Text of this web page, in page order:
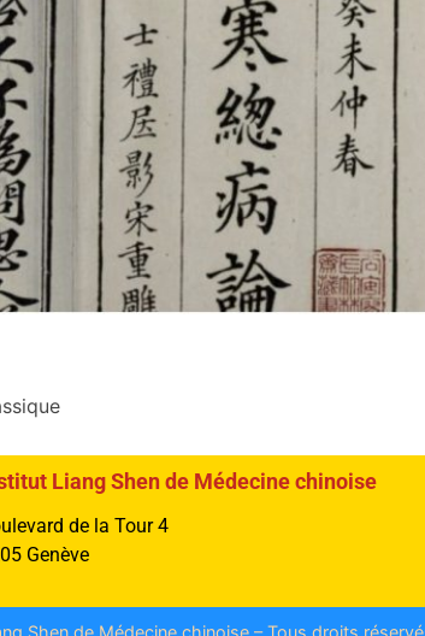
Liang Shen de Médecine chinoise
de la Tour 4
Genève
Shen de Médecine chinoise – Tous droits